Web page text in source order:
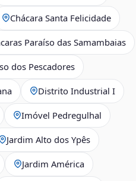
Chácara Santa Felicidade
Paraíso das Samambaias
dos Pescadores
Distrito Industrial I
Imóvel Pedregulhal
Jardim Alto dos Ypês
Jardim América